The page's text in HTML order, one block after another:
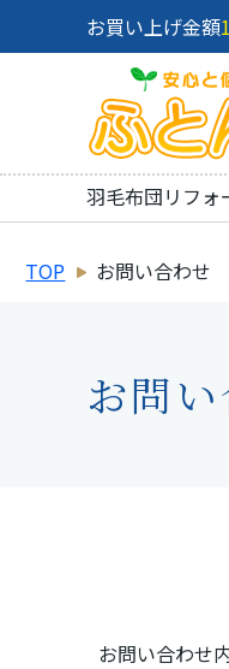
お買い上げ金額
羽毛布団リフォ
TOP お問い合わせ
お問
お問い合わせ